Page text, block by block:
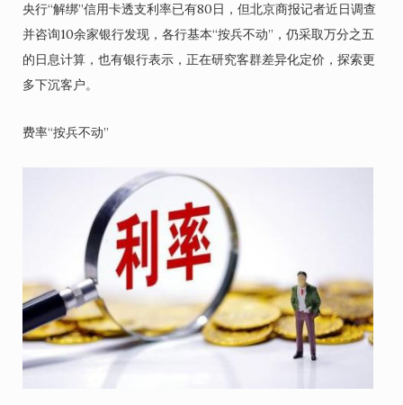
央行“解绑”信用卡透支利率已有80日，但北京商报记者近日调查
并咨询10余家银行发现，各行基本“按兵不动”，仍采取万分之五
的日息计算，也有银行表示，正在研究客群差异化定价，探索更
多下沉客户。
费率“按兵不动”